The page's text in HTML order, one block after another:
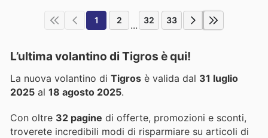
1 2 ... 32 33
L’ultima volantino di Tigros è qui!
La nuova volantino di Tigros è valida dal 31 luglio
2025 al 18 agosto 2025.
Con oltre 32 pagine di offerte, promozioni e sconti,
troverete incredibili modi di risparmiare su articoli di